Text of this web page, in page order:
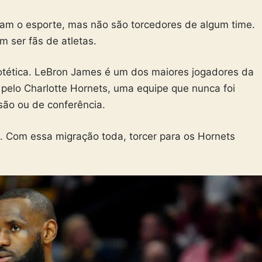
o esporte, mas não são torcedores de algum time.
ser fãs de atletas.
LeBron James é um dos maiores jogadores da
Charlotte Hornets, uma equipe que nunca foi
ou de conferência.
essa migração toda, torcer para os Hornets